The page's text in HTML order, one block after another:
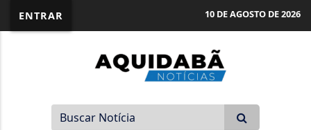
ENTRAR 10 DE AGOSTO DE 2026